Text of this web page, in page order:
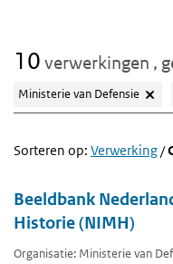
10 verwerkingen ,
Ministerie van Defensie
Sorteren op: Verwerking/
Beeldbank
Historie (NIMH)
Organisatie: Ministerie van